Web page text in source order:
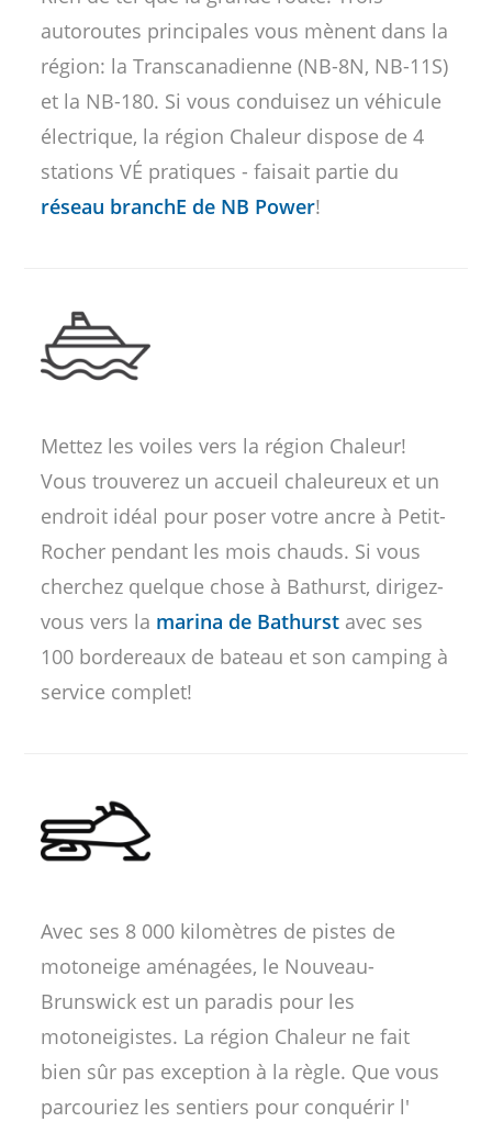
autoroutes principales vous mènent dans la
région: la Transcanadienne (NB-8N, NB-11S)
et la NB-180. Si vous conduisez un véhicule
électrique, la région Chaleur dispose de 4
stations VÉ pratiques - faisait partie du
réseau branchE de NB Power!
Mettez les voiles vers la région Chaleur!
Vous trouverez un accueil chaleureux et un
endroit idéal pour poser votre ancre à Petit-
Rocher pendant les mois chauds. Si vous
cherchez quelque chose à Bathurst, dirigez-
vous vers la marina de Bathurst avec ses
100 bordereaux de bateau et son camping à
service complet!
Avec ses 8 000 kilomètres de pistes de
motoneige aménagées, le Nouveau-
Brunswick est un paradis pour les
motoneigistes. La région Chaleur ne fait
bien sûr pas exception à la règle. Que vous
parcouriez les sentiers pour conquérir l'